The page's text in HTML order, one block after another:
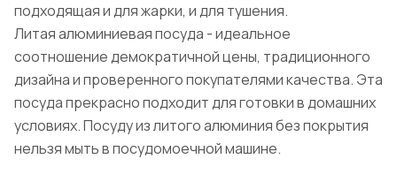
подходящая и для жарки, и для тушения.
Литая алюминиевая посуда - идеальное
соотношение демократичной цены, традиционного
дизайна и проверенного покупателями качества. Эта
посуда прекрасно подходит для готовки в домашних
условиях. Посуду из литого алюминия без покрытия
нельзя мыть в посудомоечной машине.